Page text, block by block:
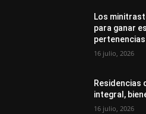
Los
para ganar
pertenencias
16 julio, 2026
Residencias
integral,
16 julio, 2026